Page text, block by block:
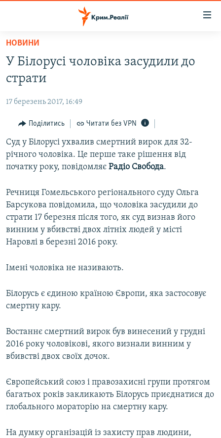
Перейти
основного
матеріалу
Перейти
до
навігації
Перейти
до
пошуку
ВОДА.КРИМ
ВІДЕО ТА ФОТО
ПОЛІТИКА
БЛОГИ
ПОГЛЯД
ІНТЕРВ'Ю
СПЕЦПРОЕКТИ
ДЕПОРТАЦІЯ
ВІДЕОУРОКИ «ELIFBE»
СВІДЧЕННЯ ОКУПАЦІЇ
УКРАЇНСЬКА ПРОБЛЕМА КРИМУ
ЯК ОБІЙТИ БЛОКУВАННЯ
Русский
Усі сайти RFE/RL
НОВИНИ
У Білорусі чоловіка засудили до
страти
17 березень 2017, 16:49
Поділитись Читати без VPN
Суд у Білорусі ухвалив смертний вирок для 32-
річного чоловіка. Це перше таке рішення від
початку року, повідомляє Радіо Свобода.
Речниця Гомельського регіонального суду Ольга
Барсукова повідомила, що чоловіка засудили до
страти 17 березня після того, як суд визнав його
винним у вбивстві двох літніх людей у місті
Наровлі в березні 2016 року.
Імені чоловіка не називають.
Білорусь є єдиною країною Європи, яка застосовує
смертну кару.
Востаннє смертний вирок був винесений у грудні
2016 року чоловікові, якого визнали винним у
вбивстві двох своїх дочок.
Європейський союз і правозахисні групи протягом
багатьох років закликають Білорусь приєднатися до
глобального мораторію на смертну кару.
На думку організацій із захисту прав людини,